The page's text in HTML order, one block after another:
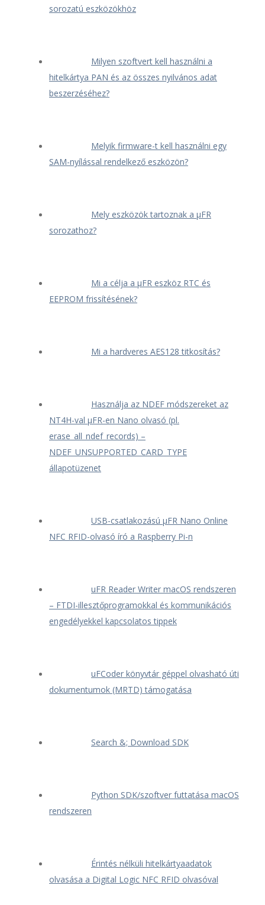
sorozatú eszközökhöz
Milyen szoftvert kell használni a
hitelkártya PAN és az összes nyilvános adat
beszerzéséhez?
Melyik firmware-t kell használni egy
SAM-nyílással rendelkező eszközön?
Mely eszközök tartoznak a μFR
sorozathoz?
Mi a célja a μFR eszköz RTC és
EEPROM frissítésének?
Mi a hardveres AES128 titkosítás?
Használja az NDEF módszereket az
NT4H-val μFR-en Nano olvasó (pl.
erase_all_ndef_records) –
NDEF_UNSUPPORTED_CARD_TYPE
állapotüzenet
USB-csatlakozású μFR Nano Online
NFC RFID-olvasó író a Raspberry Pi-n
uFR Reader Writer macOS rendszeren
– FTDI-illesztőprogramokkal és kommunikációs
engedélyekkel kapcsolatos tippek
uFCoder könyvtár géppel olvasható úti
dokumentumok (MRTD) támogatása
Search &; Download SDK
Python SDK/szoftver futtatása macOS
rendszeren
Érintés nélküli hitelkártyaadatok
olvasása a Digital Logic NFC RFID olvasóval